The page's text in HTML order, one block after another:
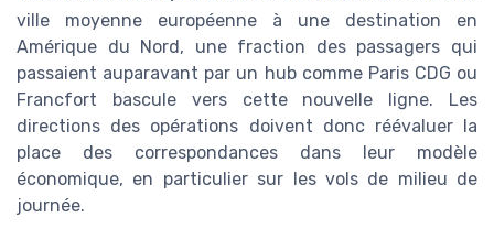
ville moyenne européenne à une destination en
Amérique du Nord, une fraction des passagers qui
passaient auparavant par un hub comme Paris CDG ou
Francfort bascule vers cette nouvelle ligne. Les
directions des opérations doivent donc réévaluer la
place des correspondances dans leur modèle
économique, en particulier sur les vols de milieu de
journée.